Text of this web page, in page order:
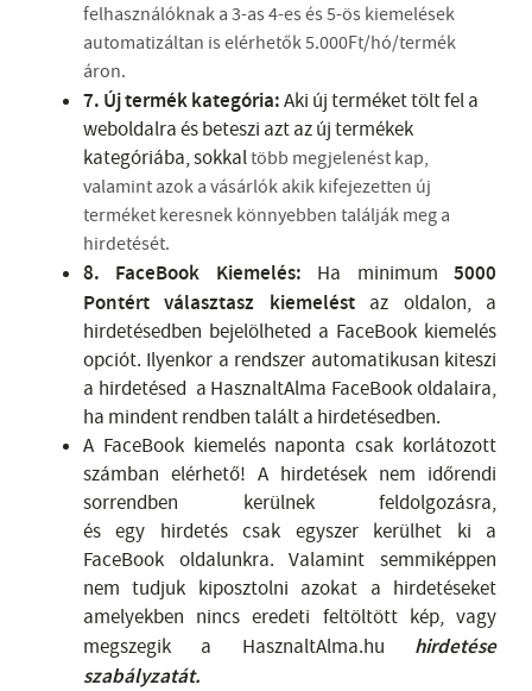
felhasználóknak a 3-as 4-es és 5-ös kiemelések
automatizáltan is elérhetők 5.000Ft/hó/termék
áron.
7. Új termék kategória:Aki új terméket tölt fel a
weboldalra és beteszi azt az új termékek
kategóriába, sokkaltöbb megjelenést kap,
valamint azok a vásárlók akik kifejezetten új
terméket keresnek könnyebben találják meg a
hirdetését.
8. FaceBook Kiemelés: Ha minimum5000
Pontért választasz kiemeléstaz oldalon, a
hirdetésedben bejelölheted a FaceBook kiemelés
opciót. Ilyenkor a rendszer automatikusan kiteszi
a hirdetésed a HasznaltAlma FaceBook oldalaira,
ha mindent rendben talált a hirdetésedben.
A FaceBook kiemelés naponta csak korlátozott
számban elérhető! A hirdetések nem időrendi
sorrendben kerülnek feldolgozásra,
és egy hirdetés csak egyszer kerülhet ki a
FaceBook oldalunkra. Valamint semmiképpen
nem tudjuk kiposztolni azokat a hirdetéseket
amelyekben nincs eredeti feltöltött kép, vagy
megszegik a HasznaltAlma.hu hirdetése
szabályzatát.